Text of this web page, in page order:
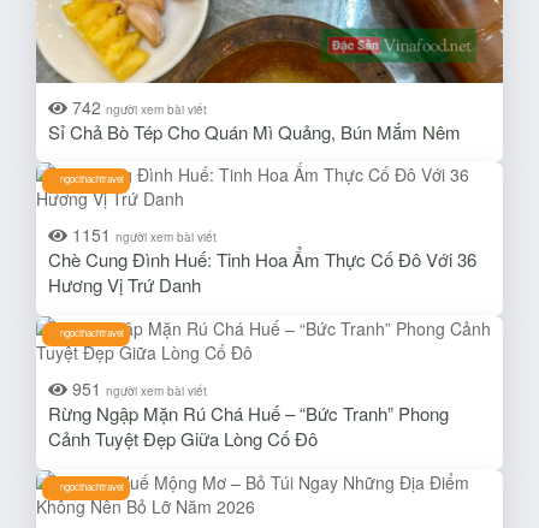
742 người xem bài viết
Sỉ Chả Bò Tép Cho Quán Mì Quảng, Bún Mắm Nêm
ngocthachtravel
1151 người xem bài viết
Chè Cung Đình Huế: Tinh Hoa Ẩm Thực Cố Đô Với 36
Hương Vị Trứ Danh
ngocthachtravel
951 người xem bài viết
Rừng Ngập Mặn Rú Chá Huế – “Bức Tranh” Phong
Cảnh Tuyệt Đẹp Giữa Lòng Cố Đô
ngocthachtravel